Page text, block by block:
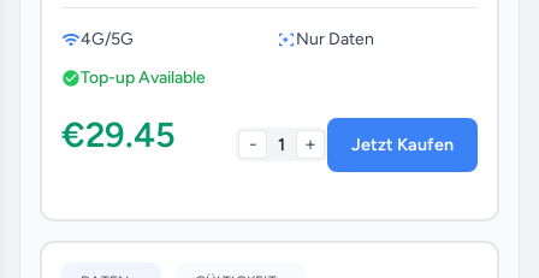
4G/5G
Nur Daten
Top-up Available
€29.45 - 1 + Jetzt Kaufen